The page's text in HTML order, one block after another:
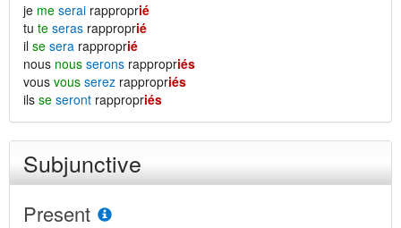
je me serai rapproprié
tu te seras rapproprié
il se sera rapproprié
nous nous serons rappropriés
vous vous serez rappropriés
ils se seront rappropriés
Subjunctive
Present